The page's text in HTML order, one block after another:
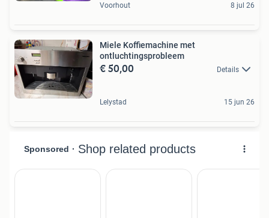
Voorhout 8 jul 26
Miele Koffiemachine met
ontluchtingsprobleem
€ 50,00 Details
Lelystad 15 jun 26